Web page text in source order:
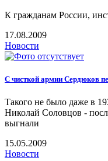
К гражданам России,
17.08.2009
Новости
С чисткой армии Сердюков
Такого не было даже в
Николай Соловцов -
выгнали
15.05.2009
Новости